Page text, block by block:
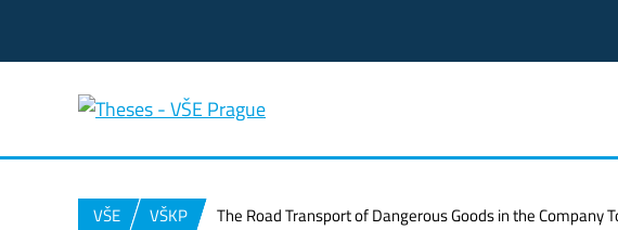
VŠE VŠKP The Road Transport of Dangerous Goods in the Company